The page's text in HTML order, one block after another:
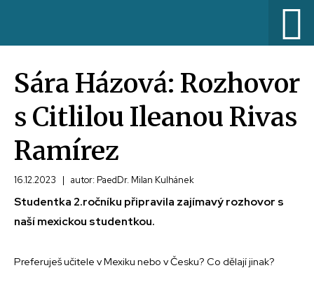
Sára Házová: Rozhovor
s Citlilou Ileanou Rivas
Ramírez
16.12.2023 | autor: PaedDr. Milan Kulhánek
Studentka 2.ročníku připravila zajímavý rozhovor s
naší mexickou studentkou.
Preferuješ učitele v Mexiku nebo v Česku? Co dělají jinak?